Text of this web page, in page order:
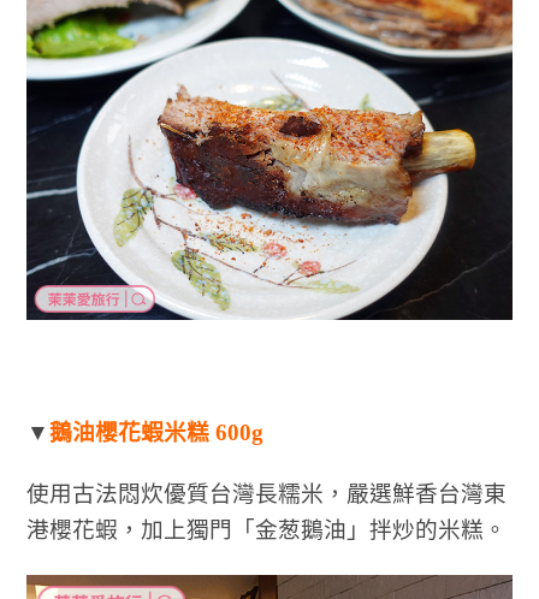
▼鵝油櫻花蝦米糕 600g
使用古法悶炊優質台灣長糯米，嚴選鮮香台灣東
港櫻花蝦，加上獨門「金葱鵝油」拌炒的米糕。